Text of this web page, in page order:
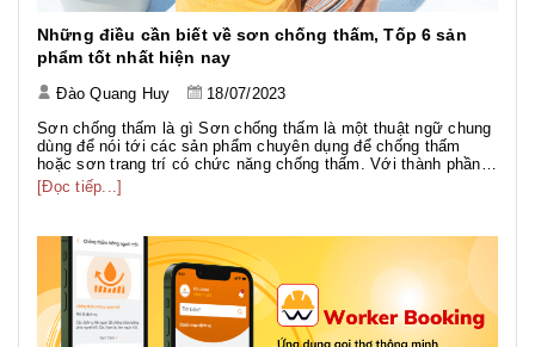
Những điều cần biết về sơn chống thấm, Tốp 6 sản
phẩm tốt nhất hiện nay
Đào Quang Huy
18/07/2023
Sơn chống thấm là gì Sơn chống thấm là một thuật ngữ chung
dùng để nói tới các sản phẩm chuyên dụng để chống thấm
hoặc sơn trang trí có chức năng chống thấm. Với thành phần
đa dạng như gốc PU, gốc Acrylic, gốc Xi măng... phục vụ
nhiều hạng mục công trình với nhiều mục đích khác nhau. Sơn
[Đọc tiếp...]